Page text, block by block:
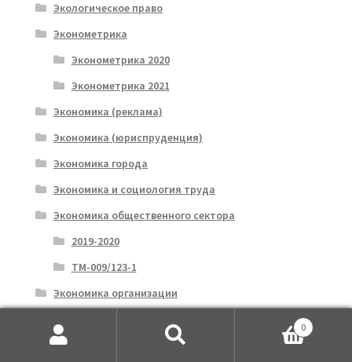
Экологическое право
Эконометрика
Эконометрика 2020
Эконометрика 2021
Экономика (реклама)
Экономика (юриспруденция)
Экономика города
Экономика и социология труда
Экономика общественного сектора
2019-2020
ТМ-009/123-1
Экономика организации
0